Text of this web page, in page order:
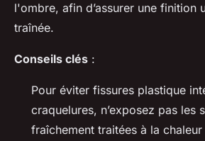
l'ombre, afin d’assurer une finition
traînée.
Conseils clés :
Pour éviter fissures plastique
craquelures, n’exposez pas les
fraîchement traitées à la